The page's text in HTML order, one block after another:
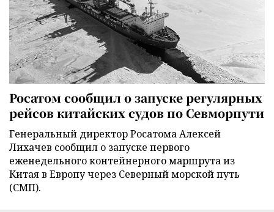
Росатом сообщил о запуске регулярных
рейсов китайских судов по Севморпути
Генеральный директор Росатома Алексей
Лихачев сообщил о запуске первого
еженедельного контейнерного маршрута из
Китая в Европу через Северный морской путь
(СМП).